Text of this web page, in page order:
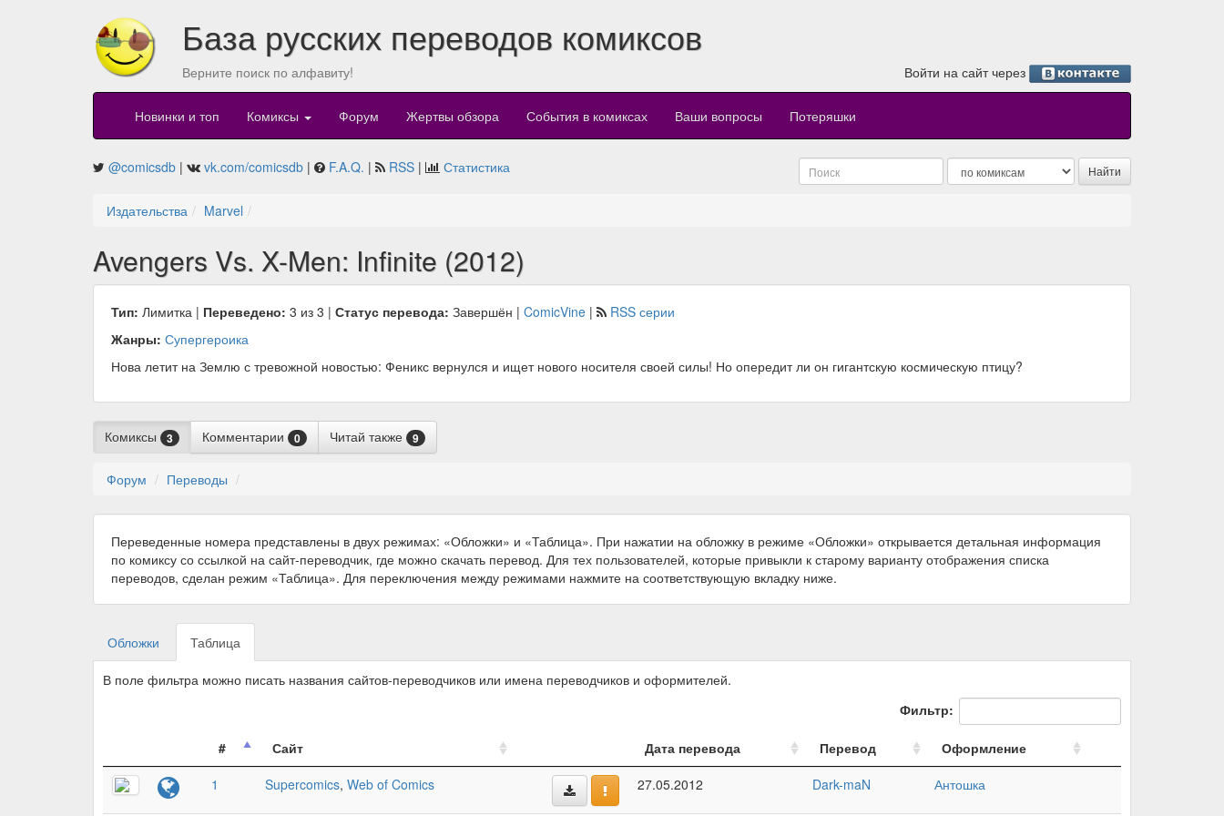
База русских переводов комиксов
Верните поиск по алфавиту! Войти на сайт через
Новинки и топ Комиксы Форум Жертвы обзора События в комиксах Ваши вопросы Потеряшки
@comicsdb | vk.com/comicsdb | F.A.Q. | RSS | Статистика
Издательства Marvel
Avengers Vs. X-Men: Infinite (2012)
Тип: Лимитка | Переведено: 3 из 3 | Статус перевода: Завершён | ComicVine |
RSS серии
Жанры: Супергероика
Нова летит на Землю с тревожной новостью: Феникс вернулся и ищет нового носителя своей силы! Но опередит ли он гигантскую космическую птицу?
Комиксы 3 Комментарии 0 Читай также 9
Форум Переводы
Переведенные номера представлены в двух режимах: «Обложки» и «Таблица». При нажатии на обложку в режиме «Обложки» открывается детальная информация
по комиксу со ссылкой на сайт-переводчик, где можно скачать перевод. Для тех пользователей, которые привыкли к старому варианту отображения списка
переводов, сделан режим «Таблица». Для переключения между режимами нажмите на соответствующую вкладку ниже.
Обложки Таблица
В поле фильтра можно писать названия сайтов-переводчиков или имена переводчиков и оформителей.
Фильтр:
# Сайт Дата перевода Перевод
Оформление
1
Supercomics, Web of Comics 27.05.2012 Dark-maN Антошка